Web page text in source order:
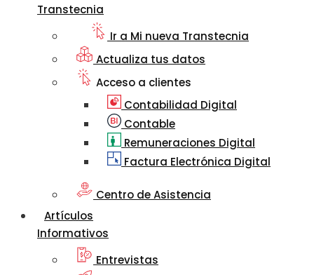
Transtecnia
Ir a Mi nueva Transtecnia
Actualiza tus datos
Acceso a clientes
Contabilidad Digital
Contable
Remuneraciones Digital
Factura Electrónica Digital
Centro de Asistencia
Artículos
Informativos
Entrevistas